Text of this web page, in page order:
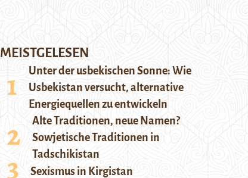
MEISTGELESEN
Unter der usbekischen Sonne: Wie
Usbekistan versucht, alternative
Energiequellen zu entwickeln
Alte Traditionen, neue Namen?
Sowjetische Traditionen in
Tadschikistan
Sexismus in Kirgistan